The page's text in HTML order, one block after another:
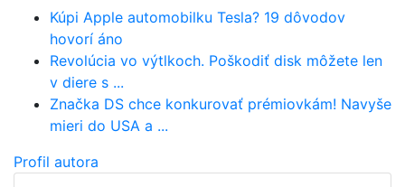
Kúpi Apple automobilku Tesla? 19 dôvodov
hovorí áno
Revolúcia vo výtlkoch. Poškodiť disk môžete len
v diere s ...
Značka DS chce konkurovať prémiovkám! Navyše
mieri do USA a ...
Profil autora